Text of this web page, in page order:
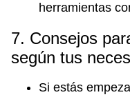
herramientas
7. Consejos
según tus
Si estás